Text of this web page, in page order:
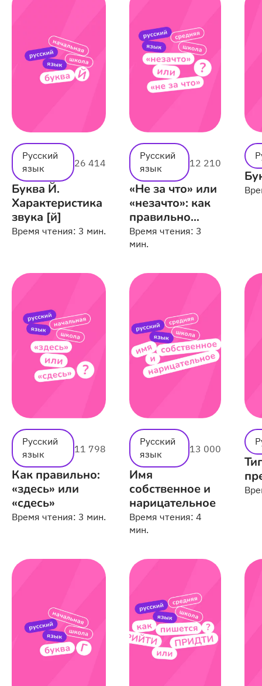
Русский
язык
26 414
Буква Й.
Характеристика
звука [й]
Время чтения: 3 мин.
Русский
язык
12 210
«Не за что» или
«незачто»: как
правильно
пишется
Время чтения: 3
мин.
Русский
язык
11 798
Как правильно:
«здесь» или
«сдесь»
Время чтения: 3 мин.
Русский
язык
13 000
Имя
собственное и
нарицательное
Время чтения: 4
мин.